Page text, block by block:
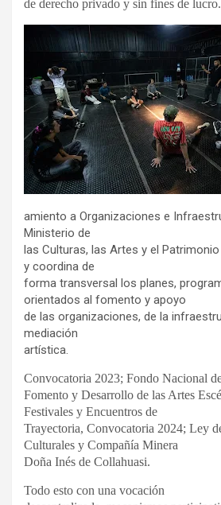
de derecho privado y sin fines de lucro.
amiento a Organizaciones e
Ministerio de
las Culturas, las Artes y el
y coordina de
forma transversal los planes,
orientados al fomento y apoyo
de las organizaciones, de la
mediación
artística.
Convocatoria 2023; Fondo Nacional
Fomento y Desarrollo de las Artes
Festivales y Encuentros de
Trayectoria, Convocatoria 2024; Ley
Culturales y Compañía Minera
Doña Inés de Collahuasi.
Todo esto con una vocación